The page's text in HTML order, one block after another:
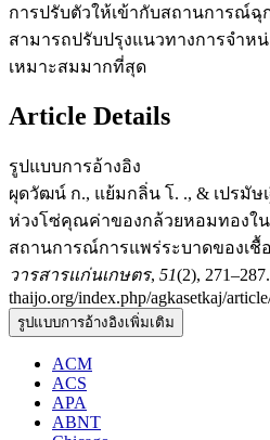
การปรับตัวให้เข้ากับสถานการณ์ฉุ
สามารถปรับปรุงแนวทางการจำห
เหมาะสมมากที่สุด
Article Details
รูปแบบการอ้างอิง
ผุดวัฒน์ ก., แย้มกลิ่น โ. ., & เปรมัษเ
ห่วงโซ่คุณค่าของกล้วยหอมทองใน
สถานการณ์การแพร่ระบาดของเชื้
วารสารแก่นเกษตร, 51(2),
thaijo.org/index.php/agkasetkaj/
รูปแบบการอ้างอิงเพิ่มเติม
ACM
ACS
APA
ABNT